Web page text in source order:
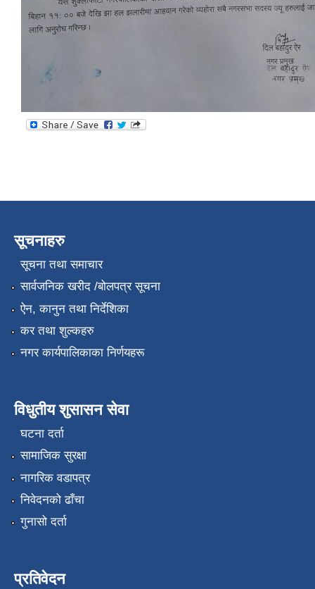
सूचनाहरु
सूचना तथा समाचार
सार्वजनिक खरीद /बोलपत्र सूचना
ऐन, कानुन तथा निर्देशिका
कर तथा शुल्कहरु
नगर कार्यपालिकाका निर्णयहरू
विधुतीय शुसासन सेवा
घटना दर्ता
सामाजिक सुरक्षा
नागरिक वडापत्र
निवेदनको ढाँचा
गुनासो दर्ता
प्रतिवेदन